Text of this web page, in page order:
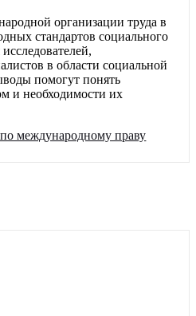
организации труда в
стандартов социального
в области социальной
помогут понять
и необходимости их
международному праву